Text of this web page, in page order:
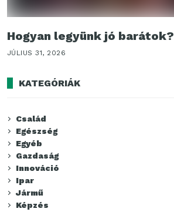
Hogyan legyünk jó barátok?
JÚLIUS 31, 2026
KATEGÓRIÁK
Család
Egészség
Egyéb
Gazdaság
Innováció
Ipar
Jármű
Képzés